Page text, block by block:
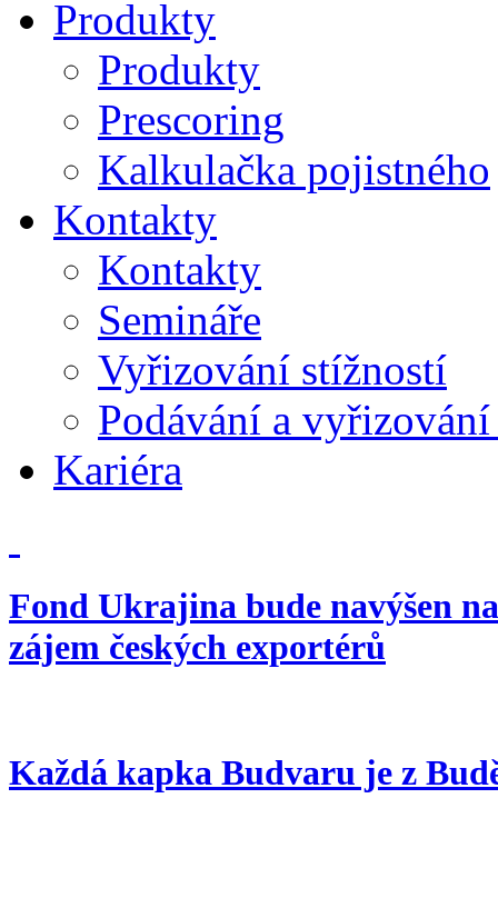
Produkty
Produkty
Prescoring
Kalkulačka pojistného
Kontakty
Kontakty
Semináře
Vyřizování stížností
Podávání a
Kariéra
Fond Ukrajina bude navýšen
zájem českých exportérů
Každá kapka Budvaru je z